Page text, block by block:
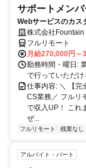
サポートメンバ
Webサービスのカス
中！株式会社Fountain
フルリモート
月給270,000円～
勤務時間・曜日:
で行っていただ
仕事内容: ＼ 【完
CS業務／ フルリ
で収入UP！ これ
ぜ...
フルリモート 残業なし
アルバイト・パート